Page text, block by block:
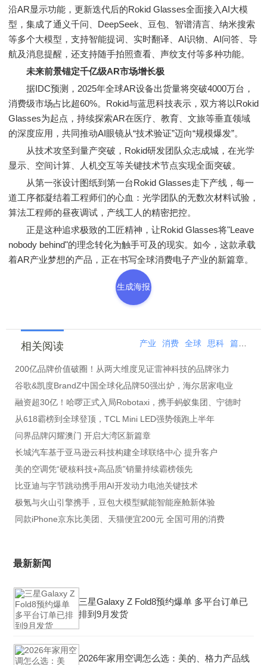
沿AR显示功能，更新迭代后的Rokid Glasses全面接入AI大模
型，集成了通义千问、DeepSeek、豆包、智谱清言、纳米搜索
等多个大模型，支持智能提词、实时翻译、AI识物、AI问答、导
航及消息提醒，还支持随手拍照查看、声纹支付等多种功能。
未来前景锚定千亿级AR市场增长极
据IDC预测，2025年全球AR设备出货量将突破4000万台，
消费级市场占比超60%。Rokid与蓝思科技表示，双方将以Rokid
Glasses为起点，持续探索AR在医疗、教育、文旅等垂直领域
的深度应用，共同推动AI眼镜从“技术验证”迈向“规模爆发”。
从技术攻坚到量产突破，Rokid研发团队众志成城，在光学
显示、空间计算、人机交互等关键技术节点实现全面突破。
从第一张设计图纸到第一台Rokid Glasses走下产线，每一
道工序都凝结着工程师们的心血：光学团队的无数次材料试验，
算法工程师的昼夜调试，产线工人的精密把控。
正是这种追求极致的工匠精神，让Rokid Glasses将"Leave
nobody behind"的理念转化为触手可及的现实。如今，这款承载
着AR产业梦想的产品，正在书写全球消费电子产业的新篇章。
生成海报
相关阅读 产业 消费 全球 思科 篇章
200亿品牌价值破圈！从两大维度见证雷神科技的品牌张力
谷歌&凯度BrandZ中国全球化品牌50强出炉，海尔居家电业
融资超30亿！哈啰正式入局Robotaxi，携手蚂蚁集团、宁德时
从618霸榜到全球登顶，TCL Mini LED强势领跑上半年
问界品牌闪耀澳门 开启大湾区新篇章
长城汽车基于亚马逊云科技构建全球联络中心 提升客户
美的空调凭“硬核科技+高品质”销量持续霸榜领先
​比亚迪与字节跳动携手用AI开发动力电池关键技术
极氪与火山引擎携手，豆包大模型赋能智能座舱新体验
同款iPhone京东比美团、天猫便宜200元 全国可用的消费
最新新闻
三星Galaxy Z Fold8预约爆单 多平台订单已
排到9月发货
2026年家用空调怎么选：美的、格力产品线